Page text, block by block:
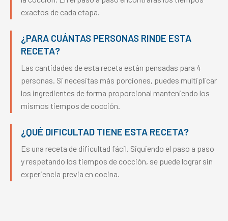
exactos de cada etapa.
¿PARA CUÁNTAS PERSONAS RINDE ESTA
RECETA?
Las cantidades de esta receta están pensadas para 4
personas. Si necesitas más porciones, puedes multiplicar
los ingredientes de forma proporcional manteniendo los
mismos tiempos de cocción.
¿QUÉ DIFICULTAD TIENE ESTA RECETA?
Es una receta de dificultad fácil. Siguiendo el paso a paso
y respetando los tiempos de cocción, se puede lograr sin
experiencia previa en cocina.